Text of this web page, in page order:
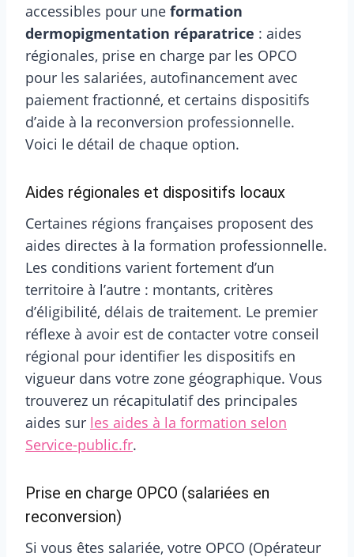
accessibles pour une formation
dermopigmentation réparatrice : aides
régionales, prise en charge par les OPCO
pour les salariées, autofinancement avec
paiement fractionné, et certains dispositifs
d’aide à la reconversion professionnelle.
Voici le détail de chaque option.
Aides régionales et dispositifs locaux
Certaines régions françaises proposent des
aides directes à la formation professionnelle.
Les conditions varient fortement d’un
territoire à l’autre : montants, critères
d’éligibilité, délais de traitement. Le premier
réflexe à avoir est de contacter votre conseil
régional pour identifier les dispositifs en
vigueur dans votre zone géographique. Vous
trouverez un récapitulatif des principales
aides sur les aides à la formation selon
Service-public.fr.
Prise en charge OPCO (salariées en
reconversion)
Si vous êtes salariée, votre OPCO (Opérateur